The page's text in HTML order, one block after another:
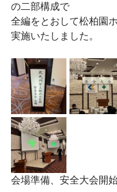
の二部構成で
全編をとおして松柏園
実施いたしました。
会場準備、安全大会開